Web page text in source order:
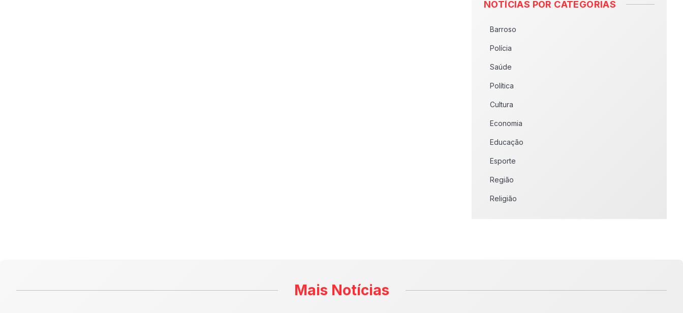
NOTÍCIAS POR CATEGORIAS
Barroso
Polícia
Saúde
Política
Cultura
Economia
Educação
Esporte
Região
Religião
Mais Notícias